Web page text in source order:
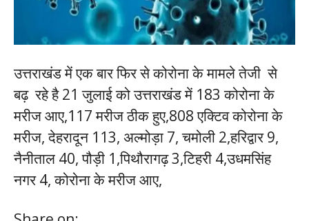
उत्तराखंड में एक बार फिर से कोरोना के मामले तेजी से
बढ़ रहे है 21 जुलाई को उत्तराखंड में 183 कोरोना के
मरीज आए,117 मरीज ठीक हुए,808 एक्टिव कोरोना के
मरीज, देहरादून 113, अल्मोड़ा 7, चमोली 2,हरिद्वार 9,
नैनीताल 40, पौड़ी 1,पिथौरागढ़ 3,टिहरी 4,उधमसिंह
नगर 4, कोरोना के मरीज आए,